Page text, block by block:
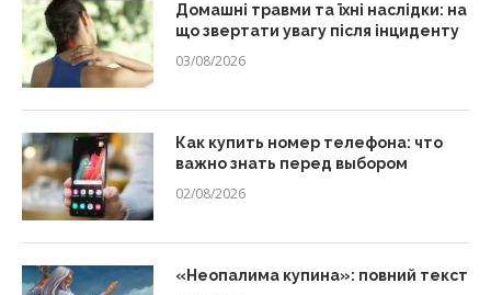
Домашні травми та їхні наслідки: на
що звертати увагу після інциденту
03/08/2026
Как купить номер телефона: что
важно знать перед выбором
02/08/2026
«Неопалима купина»: повний текст